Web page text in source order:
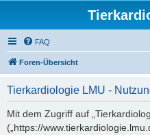
FAQ
Foren-Übersicht
Tierkardiologie LMU -
Mit dem Zugriff auf
(„https://